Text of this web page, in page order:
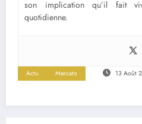
son implication qu’il fait
quotidienne.
Actu Mercato 13 Août